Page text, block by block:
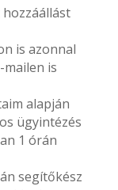
is azonnal
is
alapján
ügyintézés
1 órán
segítőkész